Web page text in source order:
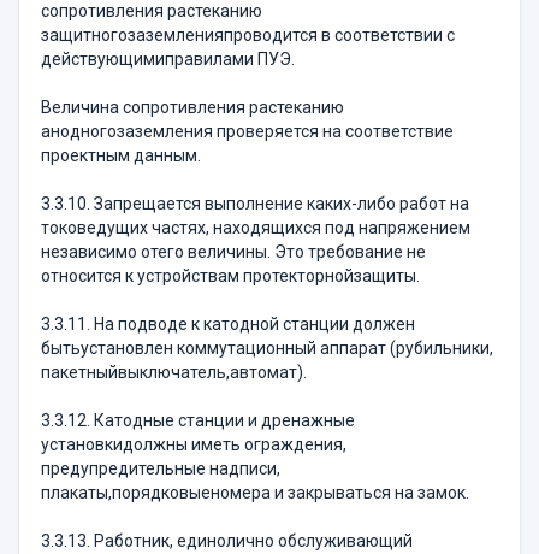
сопротивления растеканию
защитногозаземленияпроводится в соответствии с
действующимиправилами ПУЭ.
Величина сопротивления растеканию
анодногозаземления проверяется на соответствие
проектным данным.
3.3.10. Запрещается выполнение каких-либо работ на
токоведущих частях, находящихся под напряжением
независимо отего величины. Это требование не
относится к устройствам протекторнойзащиты.
3.3.11. На подводе к катодной станции должен
бытьустановлен коммутационный аппарат (рубильники,
пакетныйвыключатель,автомат).
3.3.12. Катодные станции и дренажные
установкидолжны иметь ограждения,
предупредительные надписи,
плакаты,порядковыеномера и закрываться на замок.
3.3.13. Работник, единолично обслуживающий